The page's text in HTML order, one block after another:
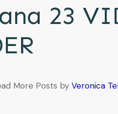
23
More Posts byVeronica